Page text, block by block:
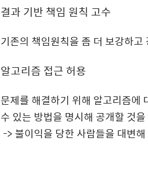
결과 기반 책임 원칙 고수
기존의 책임원칙을 좀 더 보강하고
알고리즘 접근 허용
문제를 해결하기 위해 알고리즘에
수 있는 방법을 명시해 공개할 것
-> 불이익을 당한 사람들을 대변